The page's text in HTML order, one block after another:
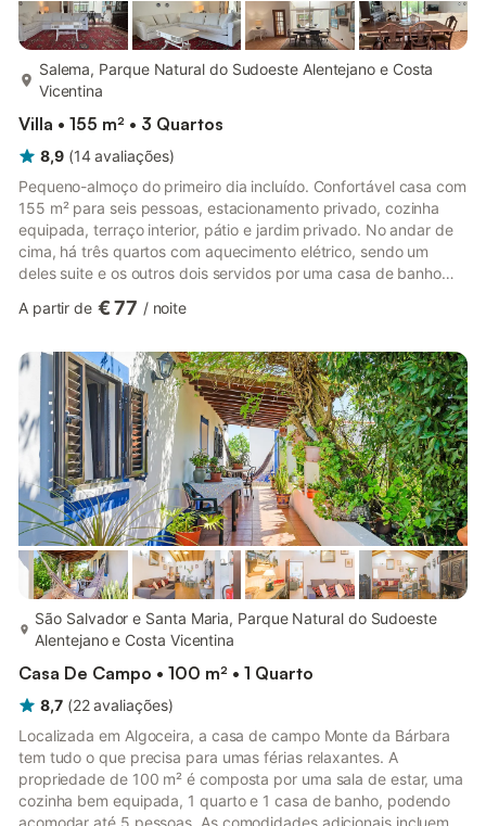
mais...
Salema, Parque Natural do Sudoeste Alentejano e Costa
Vicentina
Villa • 155 m² • 3 Quartos
8,9 (14 avaliações)
Pequeno-almoço do primeiro dia incluído. Confortável casa com
155 m² para seis pessoas, estacionamento privado, cozinha
equipada, terraço interior, pátio e jardim privado. No andar de
cima, há três quartos com aquecimento elétrico, sendo um
deles suite e os outros dois servidos por uma casa de banho
cozinha, uma casa de banho com sanita e lavatório, e o terraço
600 metros da praia, numa área calma mas não isolada. Ideal
para quem procura descanso e proximidade ao mar,...
A partir de € 77 / noite
mais...
São Salvador e Santa Maria, Parque Natural do Sudoeste
Alentejano e Costa Vicentina
Casa De Campo • 100 m² • 1 Quarto
8,7 (22 avaliações)
Localizada em Algoceira, a casa de campo Monte da Bárbara
tem tudo o que precisa para umas férias relaxantes. A
propriedade de 100 m² é composta por uma sala de estar, uma
cozinha bem equipada, 1 quarto e 1 casa de banho, podendo
acomodar até 5 pessoas. As comodidades adicionais incluem